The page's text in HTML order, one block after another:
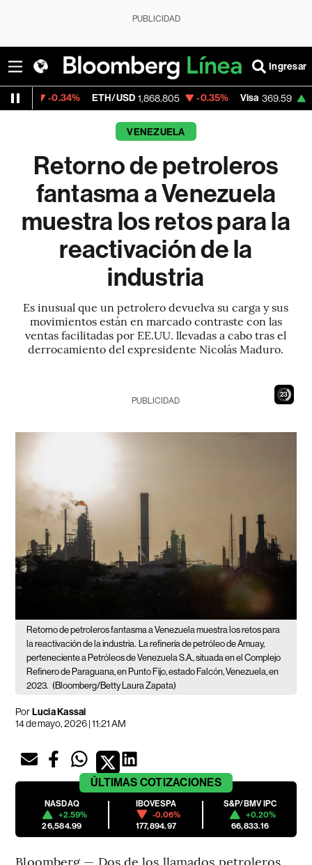
PUBLICIDAD
Ingresar
ETH/USD 1,868.805 -0.35% Visa 369.59 +1.07%
VENEZUELA
Retorno de petroleros
fantasma a Venezuela
muestra los retos para la
reactivación de la
industria
Es inusual que un petrolero devuelva su carga y sus
movimientos están en marcado contraste con las
ventas facilitadas por EE.UU. llevadas a cabo tras el
derrocamiento del expresidente Nicolás Maduro.
22
PUBLICIDAD
Retorno de petroleros fantasma a Venezuela muestra los retos para
la reactivación de la industria.
La refinería de petróleo de Amuay,
perteneciente a Petróleos de Venezuela S.A., situada en el Complejo
Refinero de Paraguana, en Punto Fijo, estado Falcón, Venezuela, en
2023. (Bloomberg/Betty Laura Zapata)
PorLucia Kassai
14 de mayo, 2026 | 11:21 AM
ÚLTIMAS COTIZACIONES
NASDAQ
+2.59%
26,584.99
IBOVESPA
-0.06%
177,894.97
S&P/BMV IPC
+0.20%
66,833.16
Bloomberg — Dos de los llamados petroleros